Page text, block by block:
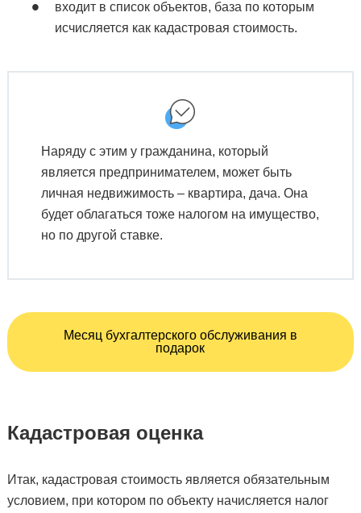
входит в список объектов, база по которым
исчисляется как кадастровая стоимость.
Наряду с этим у гражданина, который
является предпринимателем, может быть
личная недвижимость – квартира, дача. Она
будет облагаться тоже налогом на имущество,
но по другой ставке.
Месяц бухгалтерского обслуживания в
подарок
Кадастровая оценка
Итак, кадастровая стоимость является обязательным
условием, при котором по объекту начисляется налог